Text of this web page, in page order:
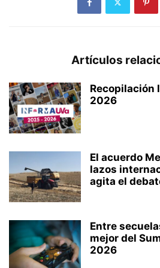
Artículos
Recopilación
2026
El acuerdo
lazos
agita el
Entre
mejor del
2026